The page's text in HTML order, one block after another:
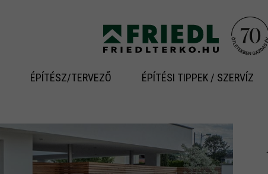
ÉPÍTÉSZ/TERVEZŐ ÉPÍTÉSI TIPPEK / SZERVÍZ